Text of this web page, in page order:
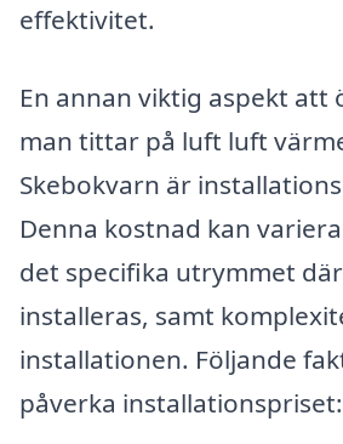
effektivitet.
En annan viktig aspekt att
man tittar på luft luft
Skebokvarn är
Denna kostnad kan
det specifika utrymmet
installeras, samt
installationen. Följande
påverka installationspriset: